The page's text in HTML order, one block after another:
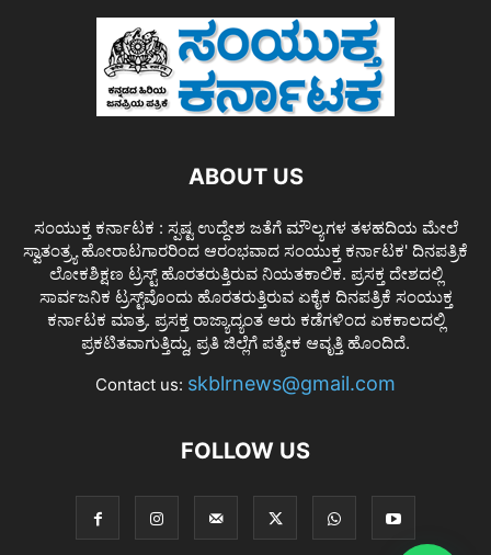
ABOUT US
ಸಂಯುಕ್ತ ಕರ್ನಾಟಕ : ಸ್ಪಷ್ಟ ಉದ್ದೇಶ ಜತೆಗೆ ಮೌಲ್ಯಗಳ ತಳಹದಿಯ ಮೇಲೆ
ಸ್ವಾತಂತ್ರ್ಯ ಹೋರಾಟಗಾರರಿಂದ ಆರಂಭವಾದ ಸಂಯುಕ್ತ ಕರ್ನಾಟಕ' ದಿನಪತ್ರಿಕೆ
ಲೋಕಶಿಕ್ಷಣ ಟ್ರಸ್ಟ್ ಹೊರತರುತ್ತಿರುವ ನಿಯತಕಾಲಿಕ. ಪ್ರಸಕ್ತ ದೇಶದಲ್ಲಿ
ಸಾರ್ವಜನಿಕ ಟ್ರಸ್ಟ್‌ವೊಂದು ಹೊರತರುತ್ತಿರುವ ಏಕೈಕ ದಿನಪತ್ರಿಕೆ ಸಂಯುಕ್ತ
ಕರ್ನಾಟಕ ಮಾತ್ರ. ಪ್ರಸಕ್ತ ರಾಜ್ಯಾದ್ಯಂತ ಆರು ಕಡೆಗಳಿಂದ ಏಕಕಾಲದಲ್ಲಿ
ಪ್ರಕಟಿತವಾಗುತ್ತಿದ್ದು, ಪ್ರತಿ ಜಿಲ್ಲೆಗೆ ಪತ್ಯೇಕ ಆವೃತ್ತಿ ಹೊಂದಿದೆ.
Contact us: skblrnews@gmail.com
FOLLOW US